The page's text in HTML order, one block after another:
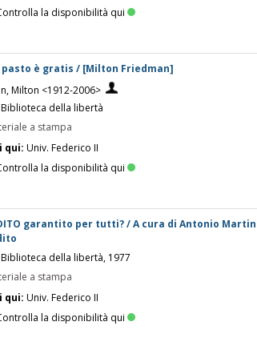
la disponibilità qui
pasto è gratis / [Milton Friedman]
Milton <1912-2006>
della libertà
a stampa
qui: Univ. Federico II
la disponibilità qui
garantito per tutti? / A cura di Antonio
della libertà, 1977
a stampa
qui: Univ. Federico II
la disponibilità qui